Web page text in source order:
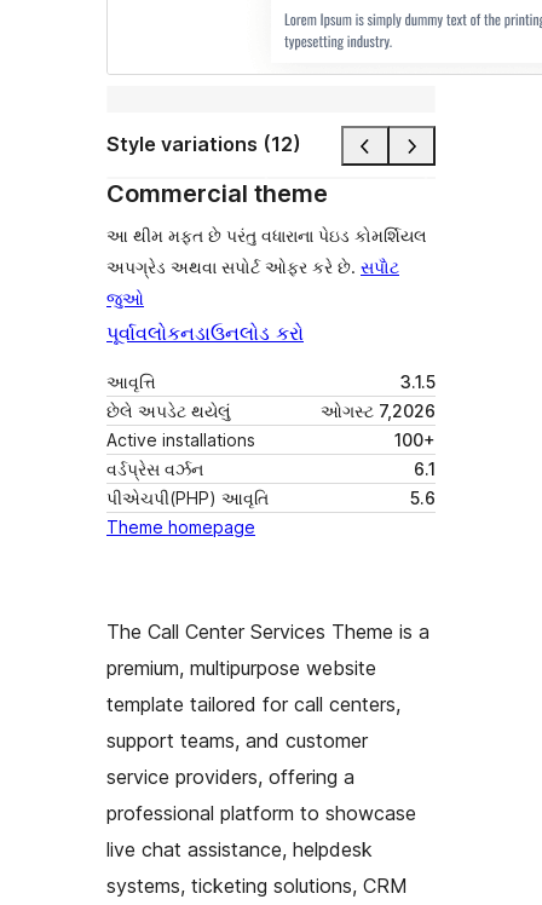
Style variations (12)
Commercial theme
આ થીમ મફત છે પરંતુ વધારાના પેઇડ કોમર્શિયલ
અપગ્રેડ અથવા સપોર્ટ ઓફર કરે છે. સપોૅટ
જુઓ
પૂર્વાવલોકનડાઉનલોડ કરો
આવૃત્તિ
3.1.5
છેલે અપડેટ થયેલું
ઓગસ્ટ 7,2026
Active installations
100+
વર્ડપ્રેસ વર્ઝન
6.1
પીએચપી(PHP) આવૃતિ
5.6
Theme homepage
The Call Center Services Theme is a
premium, multipurpose website
template tailored for call centers,
support teams, and customer
service providers, offering a
professional platform to showcase
live chat assistance, helpdesk
systems, ticketing solutions, CRM